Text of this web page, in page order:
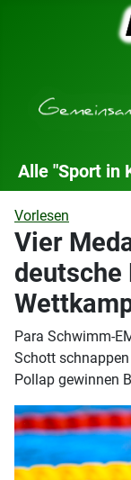
Alle "Sport in
Vorlesen
Vier
deutsche
Para Schwimm-
Schott
Pollap gewinnen